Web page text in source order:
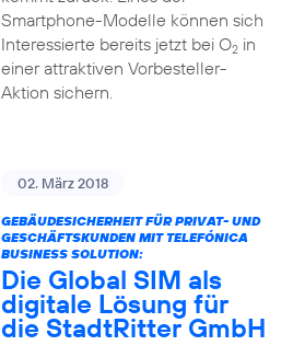
Smartphone-Modelle können sich
Interessierte bereits jetzt bei O2in
einer attraktiven Vorbesteller-
Aktion sichern.
02. März 2018
GEBÄUDESICHERHEIT FÜR PRIVAT- UND
GESCHÄFTSKUNDEN MIT TELEFÓNICA
BUSINESS SOLUTION:
Die Global SIM als
digitale Lösung für
die StadtRitter GmbH